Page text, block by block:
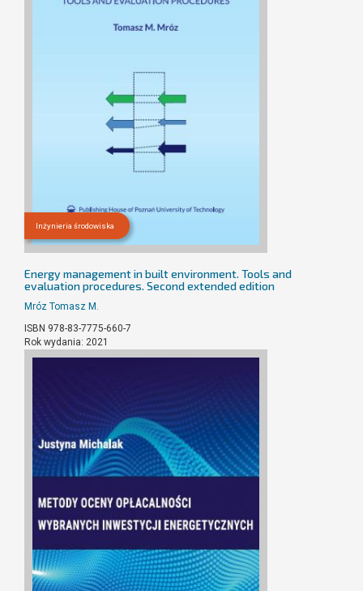
Inżynieria środowiska
Energy management in built environment. Tools and
evaluation procedures. Second extended edition
Mróz Tomasz M.
ISBN 978-83-7775-660-7
Rok wydania: 2021